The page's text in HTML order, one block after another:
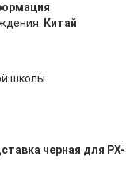
Китай
школы
черная для